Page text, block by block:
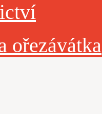
ořezávátka